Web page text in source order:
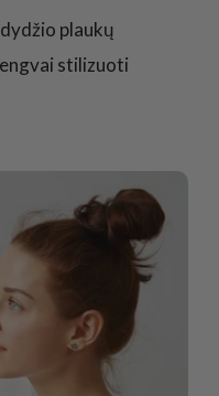
plaukų
stilizuoti